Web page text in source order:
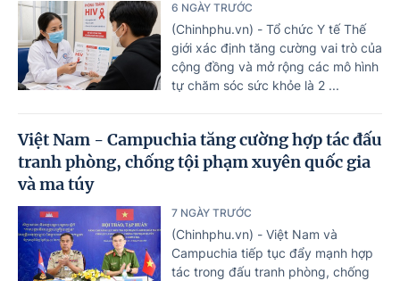
6 NGÀY TRƯỚC
(Chinhphu.vn) - Tổ chức Y tế Thế
giới xác định tăng cường vai trò của
cộng đồng và mở rộng các mô hình
tự chăm sóc sức khỏe là 2 ...
Việt Nam - Campuchia tăng cường hợp tác đấu
tranh phòng, chống tội phạm xuyên quốc gia
và ma túy
7 NGÀY TRƯỚC
(Chinhphu.vn) - Việt Nam và
Campuchia tiếp tục đẩy mạnh hợp
tác trong đấu tranh phòng, chống